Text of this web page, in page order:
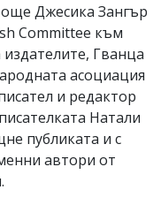
Джесика Зангър
Committee към
Гванца
асоциация
и редактор
Натали
публиката и с
автори от